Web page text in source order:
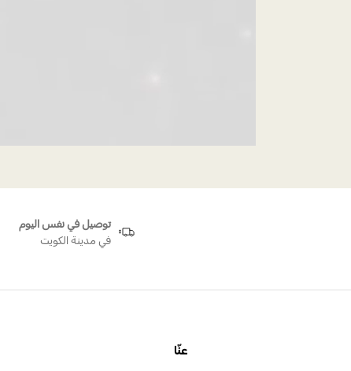
توصيل في نفس اليوم
في مدينة الكويت
عنّا